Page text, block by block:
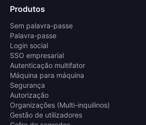
Produtos
Sem palavra-passe
Palavra-passe
Login social
SSO empresarial
Autenticação multifator
Máquina para máquina
Segurança
Autorização
Organizações (Multi-inquilinos)
Gestão de utilizadores